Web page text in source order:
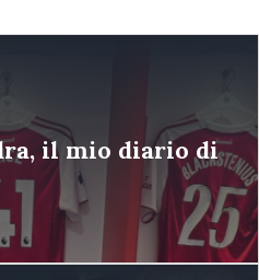
il mio diario di